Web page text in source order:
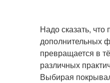
Надо сказать,
дополнительных
превращается в
различных
Выбирая